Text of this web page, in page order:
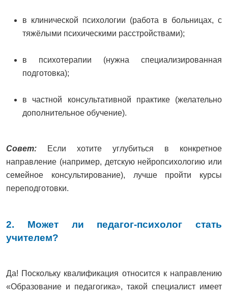
в клинической психологии (работа в больницах, с
тяжёлыми психическими расстройствами);
в психотерапии (нужна специализированная
подготовка);
в частной консультативной практике (желательно
дополнительное обучение).
Совет: Если хотите углубиться в конкретное
направление (например, детскую нейропсихологию или
семейное консультирование), лучше пройти курсы
переподготовки.
2. Может ли педагог-психолог стать
учителем?
Да! Поскольку квалификация относится к направлению
«Образование и педагогика», такой специалист имеет